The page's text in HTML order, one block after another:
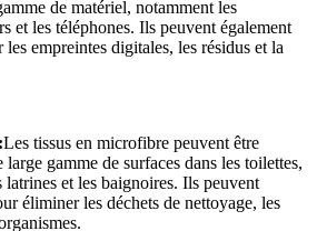
de matériel, notamment les
et les téléphones. Ils peuvent également
empreintes digitales, les résidus et la
Les tissus en microfibre peuvent être
gamme de surfaces dans les toilettes,
latrines et les baignoires. Ils peuvent
éliminer les déchets de nettoyage, les